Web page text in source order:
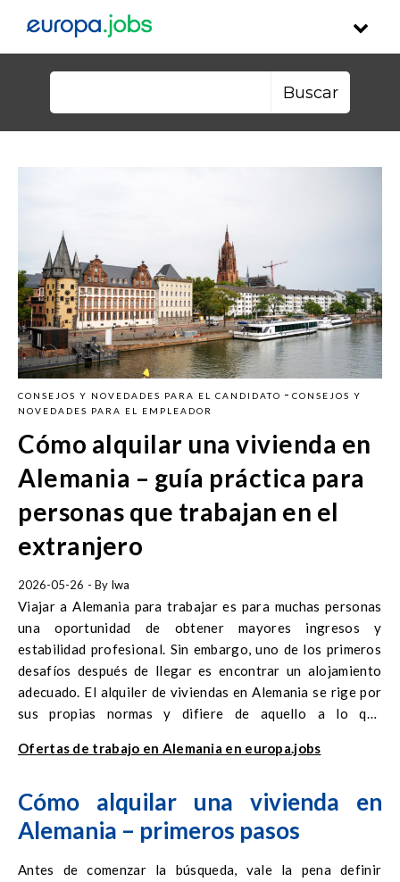
CONSEJOS Y NOVEDADES PARA EL CANDIDATO - CONSEJOS Y
NOVEDADES PARA EL EMPLEADOR
Cómo alquilar una vivienda en
Alemania – guía práctica para
personas que trabajan en el
extranjero
2026-05-26 - By Iwa
Viajar a Alemania para trabajar es para muchas personas
una oportunidad de obtener mayores ingresos y
estabilidad profesional. Sin embargo, uno de los primeros
desafíos después de llegar es encontrar un alojamiento
adecuado. El alquiler de viviendas en Alemania se rige por
sus propias normas y difiere de aquello a lo que
bien preparado permite evitar estrés y aumenta
rápidamente.
Ofertas de trabajo en Alemania en europa.jobs
Cómo alquilar una vivienda en
Alemania – primeros pasos
Antes de comenzar la búsqueda, vale la pena definir